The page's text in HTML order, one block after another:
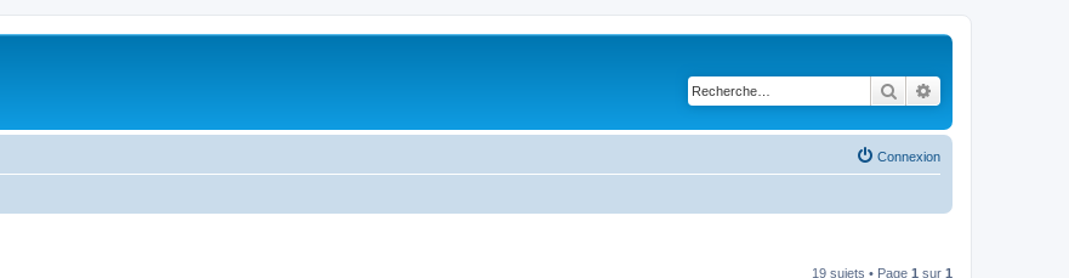
Rechercher
Connexion
19 sujets • Page 1 sur 1